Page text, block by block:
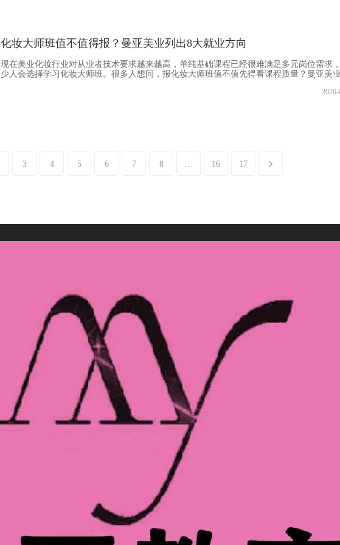
化妆大师班值不值得报？曼亚美业列出8大就业方向
现在美业化妆行业对从业者技术要求越来越高，单纯基础课程已经很难满足多元岗位需求
少人会选择学习化妆大师班。很多人想问，报化妆大师班值不值先得看课程质量？曼亚美
等多个套系的技巧方法。课程不做僵化教学，每种风格妆容不固定版式，靠技巧方法可灵
3 4 5 6 7 8 … 16 17 